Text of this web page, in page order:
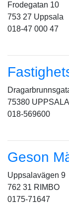
Frodegatan 10
753 27 Uppsala
018-47 000 47
75380 UPPSALA
018-569600
Geson
Uppsalavägen 9
762 31 RIMBO
0175-71647